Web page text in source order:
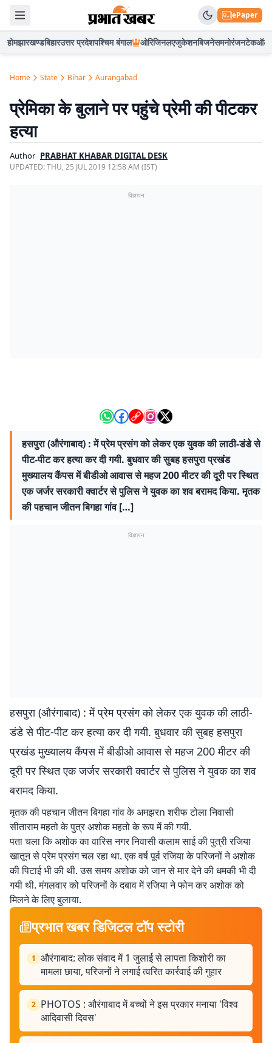
ePaper
होमझारखण्डबिहारउत्तर प्रदेशपश्चिम बंगाल ओरिजिनलएजुकेशनबिजनेसमनोरंजनटेकऑटो
Home State Bihar Aurangabad
प्रेमिका के बुलाने पर पहुंचे प्रेमी की पीटकर
हत्या
Author PRABHAT KHABAR DIGITAL DESK
UPDATED:THU, 25 JUL 2019 12:58 AM (IST)
विज्ञापन
हसपुरा (औरंगाबाद) : में प्रेम प्रसंग को लेकर एक युवक की लाठी-डंडे से
पीट-पीट कर हत्या कर दी गयी. बुधवार की सुबह हसपुरा प्रखंड
मुख्यालय कैंपस में बीडीओ आवास से महज 200 मीटर की दूरी पर स्थित
एक जर्जर सरकारी क्वार्टर से पुलिस ने युवक का शव बरामद किया. मृतक
की पहचान जीतन बिगहा गांव […]
विज्ञापन
हसपुरा (औरंगाबाद) : में प्रेम प्रसंग को लेकर एक युवक की लाठी-
डंडे से पीट-पीट कर हत्या कर दी गयी. बुधवार की सुबह हसपुरा
प्रखंड मुख्यालय कैंपस में बीडीओ आवास से महज 200 मीटर की
दूरी पर स्थित एक जर्जर सरकारी क्वार्टर से पुलिस ने युवक का शव
बरामद किया.
मृतक की पहचान जीतन बिगहा गांव के अमझरn शरीफ टोला निवासी
सीताराम महतो के पुत्र अशोक महतो के रूप में की गयी.
पता चला कि अशोक का वारिस नगर निवासी कलाम साई की पुत्री रजिया
खातून से प्रेम प्रसंग चल रहा था. एक वर्ष पूर्व रजिया के परिजनों ने अशोक
की पिटाई भी की थी. उस समय अशोक को जान से मार देने की धमकी भी दी
गयी थी. मंगलवार को परिजनों के दबाव में रजिया ने फोन कर अशोक को
मिलने के लिए बुलाया.
प्रभात खबर डिजिटल टॉप स्टोरी
1 औरंगाबाद: लोक संवाद में 1 जुलाई से लापता किशोरी का
मामला छाया, परिजनों ने लगाई त्वरित कार्रवाई की गुहार
2 PHOTOS : औरंगाबाद में बच्चों ने इस प्रकार मनाया 'विश्व
आदिवासी दिवस'